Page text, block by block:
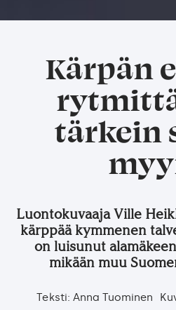
Kärpän
tärkein
Luontokuvaaja Ville
kärppää kymmenen
on luisunut
mikään muu
Teksti: Anna Tuominen